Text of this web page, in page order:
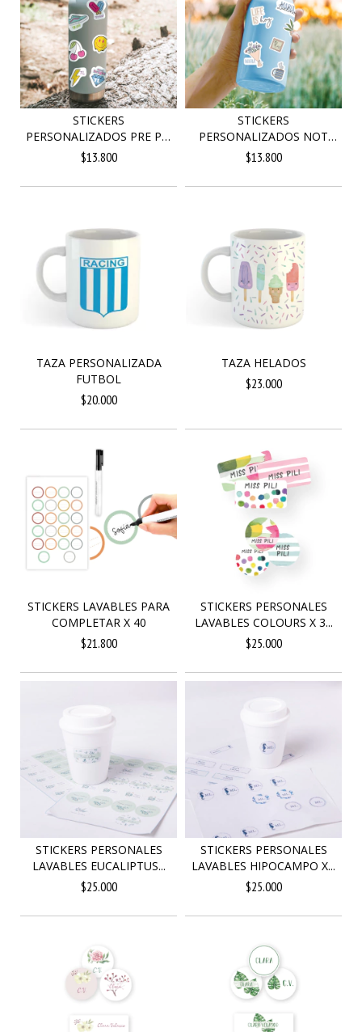
STICKERS
PERSONALIZADOS PRE PRI
X 20
$13.800
STICKERS
PERSONALIZADOS NOT
BOSSY X 20
$13.800
TAZA PERSONALIZADA
FUTBOL
$20.000
TAZA HELADOS
$23.000
STICKERS LAVABLES PARA
COMPLETAR X 40
$21.800
STICKERS PERSONALES
LAVABLES COLOURS X 3...
$25.000
STICKERS PERSONALES
LAVABLES EUCALIPTUS...
$25.000
STICKERS PERSONALES
LAVABLES HIPOCAMPO X...
$25.000